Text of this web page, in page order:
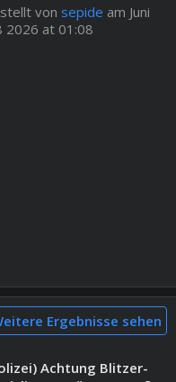
von sepide am Juni
2026 at 01:08
Ergebnisse sehen
Achtung Blitzer-